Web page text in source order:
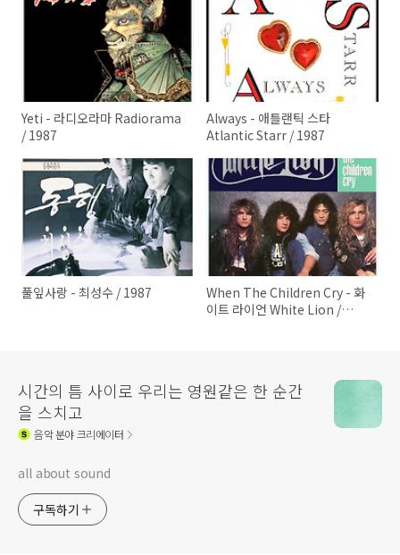
Yeti - 라디오라마 Radiorama
/ 1987
Always - 애틀랜틱 스타
Atlantic Starr / 1987
풀잎사랑 - 최성수 / 1987
When The Children Cry - 화
이트 라이언 White Lion /
시간의 틈 사이로 우리는 영원같은 한 순간
을 스치고
음악분야 크리에이터
all about sound
구독하기